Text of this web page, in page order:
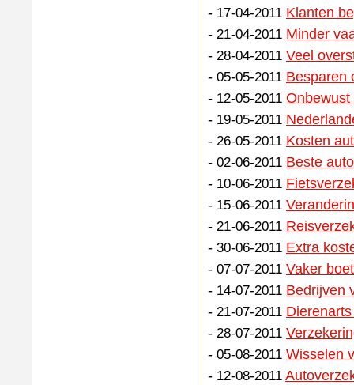
- 17-04-2011 Klanten
- 21-04-2011 Minder
- 28-04-2011 Veel
- 05-05-2011 Besparen
- 12-05-2011
- 19-05-2011
- 26-05-2011 Kosten
- 02-06-2011 Beste
- 10-06-2011
- 15-06-2011
- 21-06-2011
- 30-06-2011 Extra
- 07-07-2011 Vaker
- 14-07-2011 Bedrijven
- 21-07-2011
- 28-07-2011
- 05-08-2011 Wisselen
- 12-08-2011